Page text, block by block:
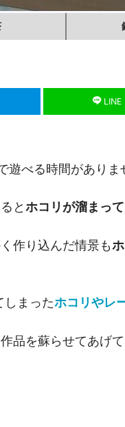
LINE
べる時間がありま
とホコリが溜まって
作り込んだ情景も
まったホコリやレ
品を蘇らせてあげて